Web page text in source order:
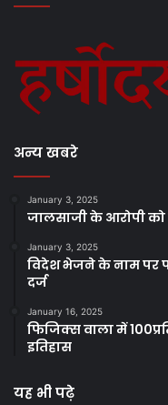
अन्य खबरे
January 3, 2025
जालसाजी के आरोपी
January 3, 2025
विदेश भेजने के नाम पर
दर्ज
January 16, 2025
फिजिक्स वाला में
इतिहास
यह भी पढ़े